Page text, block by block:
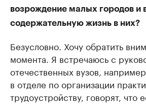
возрождение малых городов и
содержательную жизнь в них?
Безусловно. Хочу обратить
момента. Я встречаюсь с
отечественных вузов,
в отделе по организации
трудоустройству, говорят, что